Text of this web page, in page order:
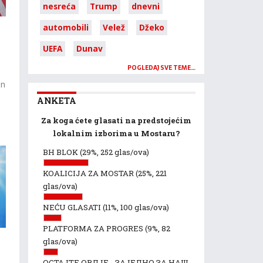
nesreća
Trump
dnevni
automobili
Velež
Džeko
UEFA
Dunav
POGLEDAJ SVE TEME…
ANKETA
Za koga ćete glasati na predstojećim
lokalnim izborima u Mostaru?
BH BLOK(29%, 252 glas/ova)
KOALICIJA ZA MOSTAR(25%, 221
glas/ova)
NEĆU GLASATI (11%, 100 glas/ova)
PLATFORMA ZA PROGRES (9%, 82
glas/ova)